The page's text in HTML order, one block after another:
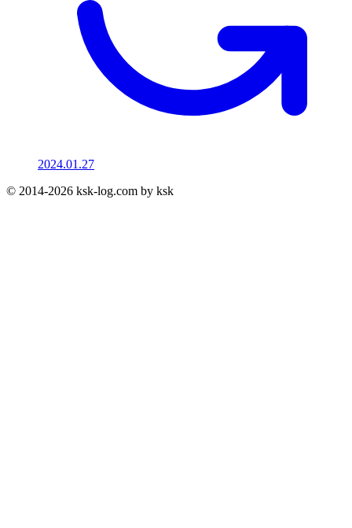
2024.01.27
© 2014-2026 ksk-log.com by ksk